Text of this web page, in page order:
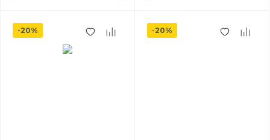
-20% -20%